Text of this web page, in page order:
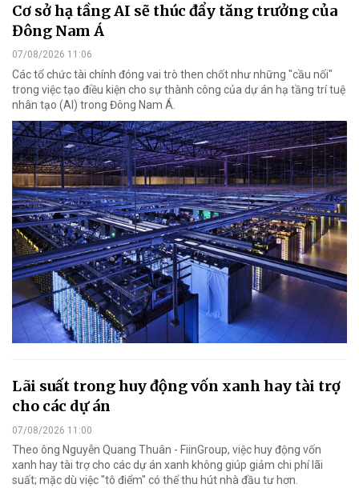
Cơ sở hạ tầng AI sẽ thúc đẩy tăng trưởng của
Đông Nam Á
07/08/2026 11:06
Các tổ chức tài chính đóng vai trò then chốt như những "cầu nối"
trong việc tạo điều kiện cho sự thành công của dự án hạ tầng trí tuệ
nhân tạo (AI) trong Đông Nam Á.
Lãi suất trong huy động vốn xanh hay tài trợ
cho các dự án
07/08/2026 11:00
Theo ông Nguyễn Quang Thuân - FiinGroup, việc huy động vốn
xanh hay tài trợ cho các dự án xanh không giúp giảm chi phí lãi
suất; mặc dù việc "tô điểm" có thể thu hút nhà đầu tư hơn.